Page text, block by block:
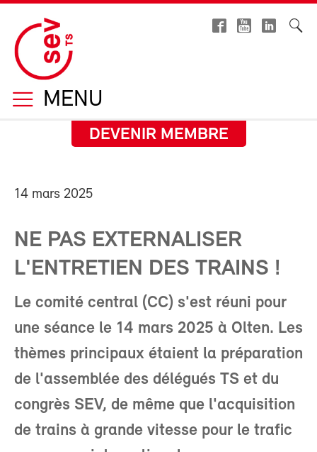
MENU
DEVENIR MEMBRE
14 mars 2025
NE PAS EXTERNALISER
L'ENTRETIEN DES TRAINS !
Le comité central (CC) s'est réuni pour
une séance le 14 mars 2025 à Olten. Les
thèmes principaux étaient la préparation
de l'assemblée des délégués TS et du
congrès SEV, de même que l'acquisition
de trains à grande vitesse pour le trafic